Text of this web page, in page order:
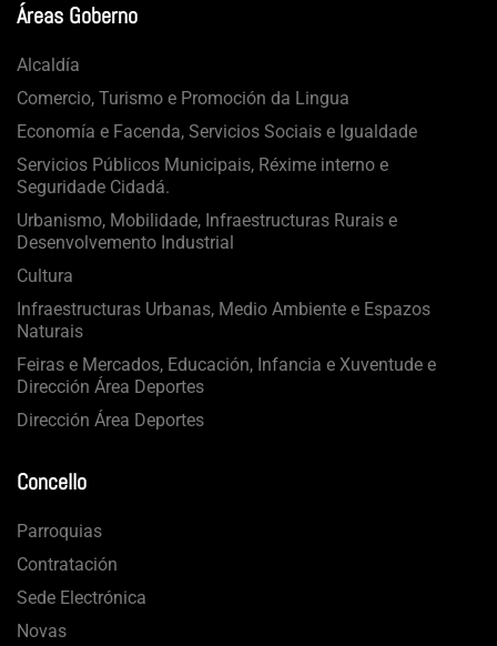
Áreas Goberno
Alcaldía
Comercio, Turismo e Promoción da Lingua
Economía e Facenda, Servicios Sociais e Igualdade
Servicios Públicos Municipais, Réxime interno e
Seguridade Cidadá.
Urbanismo, Mobilidade, Infraestructuras Rurais e
Desenvolvemento Industrial
Cultura
Infraestructuras Urbanas, Medio Ambiente e Espazos
Naturais
Feiras e Mercados, Educación, Infancia e Xuventude e
Dirección Área Deportes
Dirección Área Deportes
Concello
Parroquias
Contratación
Sede Electrónica
Novas